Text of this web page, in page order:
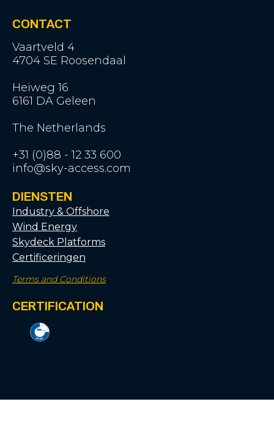
CONTACT
Vaartveld 4
4704 SE Roosendaal
Heiweg 16
6161 DA Geleen
The Netherlands
+31 (0)88 - 12 33 600
info@sky-access.com
DIENSTEN
Industry & Offshore
Wind Energy
Skydeck Platforms
Certificeringen
Terms and Conditions
CERTIFICATION